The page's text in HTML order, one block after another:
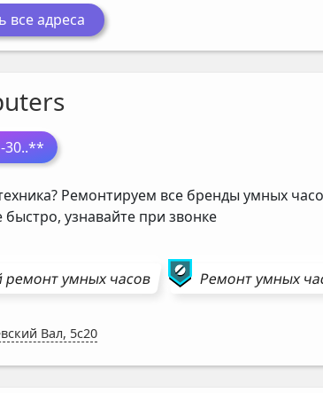
все адреса
30..**
Ремонтируем все бренды умных
узнавайте при звонке
ремонтумных часов Ремонтумных
Вал, 5с20